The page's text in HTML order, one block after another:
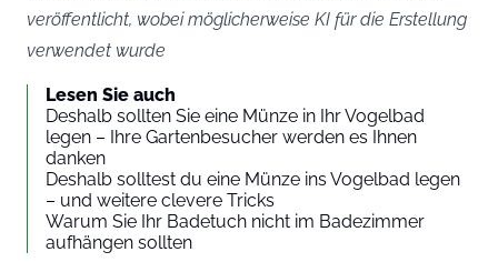
veröffentlicht, wobei möglicherweise KI für die Erstellung
verwendet wurde
Lesen Sie auch
Deshalb sollten Sie eine Münze in Ihr Vogelbad
legen – Ihre Gartenbesucher werden es Ihnen
danken
Deshalb solltest du eine Münze ins Vogelbad legen
– und weitere clevere Tricks
Warum Sie Ihr Badetuch nicht im Badezimmer
aufhängen sollten